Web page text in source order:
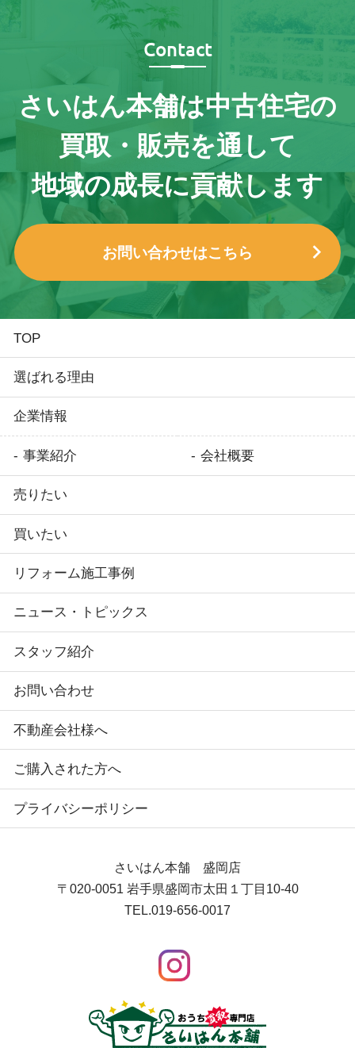
Contact
さいはん本舗は中古住宅の
買取・販売を通して
地域の成長に貢献します
お問い合わせはこちら
TOP
選ばれる理由
企業情報
事業紹介 会社概要
売りたい
買いたい
リフォーム施工事例
ニュース・トピックス
スタッフ紹介
お問い合わせ
不動産会社様へ
ご購入された方へ
プライバシーポリシー
さいはん本舗 盛岡店
〒020-0051 岩手県盛岡市太田１丁目10-40
TEL.019-656-0017